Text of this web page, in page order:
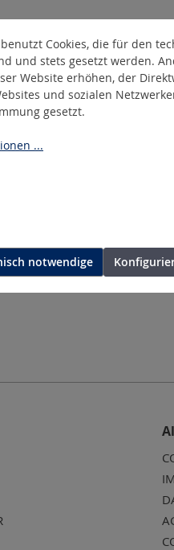
Cookies, die für den
und stets gesetzt werden.
Website erhöhen, der
und sozialen
gesetzt.
...
notwendige